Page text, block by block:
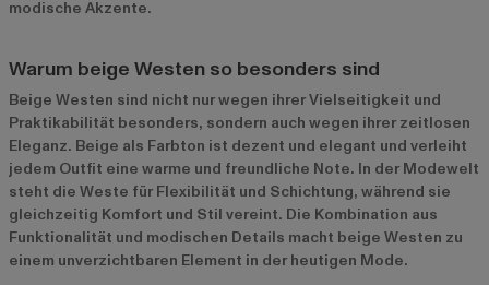
modische Akzente.
Warum beige Westen so besonders sind
Beige Westen sind nicht nur wegen ihrer Vielseitigkeit und
Praktikabilität besonders, sondern auch wegen ihrer zeitlosen
Eleganz. Beige als Farbton ist dezent und elegant und verleiht
jedem Outfit eine warme und freundliche Note. In der Modewelt
steht die Weste für Flexibilität und Schichtung, während sie
gleichzeitig Komfort und Stil vereint. Die Kombination aus
Funktionalität und modischen Details macht beige Westen zu
einem unverzichtbaren Element in der heutigen Mode.